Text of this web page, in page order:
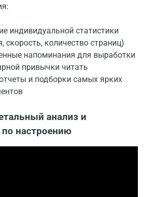
индивидуальной статистики
скорость, количество страниц)
напоминания для выработки
привычки читать
и подборки самых ярких
анализ и
настроению